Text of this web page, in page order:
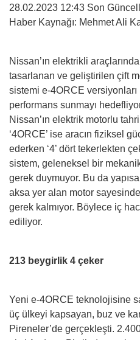
28.02.2023 12:43 Son
Haber Kaynağı: Mehmet Ali
Nissan’ın elektrikli
tasarlanan ve geliştirilen çift
sistemi e-4ORCE
performans sunmayı
Nissan’ın elektrik motorlu
‘4ORCE’ ise aracın fiziksel
ederken ‘4’ dört tekerlekten
sistem, geleneksel bir
gerek duymuyor. Bu da
aksa yer alan motor
gerek kalmıyor. Böylece iç
ediliyor.
213 beygirlik 4 çeker
Yeni e-4ORCE teknolojisine
üç ülkeyi kapsayan, buz ve
Pireneler’de gerçekleşti.